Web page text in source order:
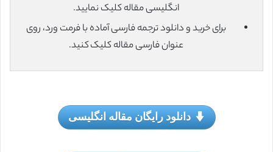
انگلیسی مقاله کلیک نمایید.
برای خرید و دانلود ترجمه فارسی آماده با فرمت ورد، روی
عنوان فارسی مقاله کلیک کنید.
دانلود رایگان مقاله انگلیسی